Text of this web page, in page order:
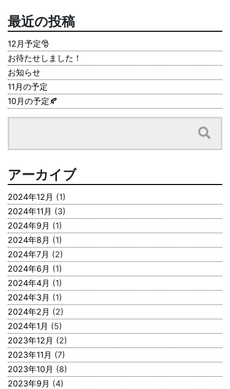
最近の投稿
12月予定🎅
お待たせしました！
お知らせ
11月の予定
10月の予定🍂
アーカイブ
2024年12月 (1)
2024年11月 (3)
2024年9月 (1)
2024年8月 (1)
2024年7月 (2)
2024年6月 (1)
2024年4月 (1)
2024年3月 (1)
2024年2月 (2)
2024年1月 (5)
2023年12月 (2)
2023年11月 (7)
2023年10月 (8)
2023年9月 (4)